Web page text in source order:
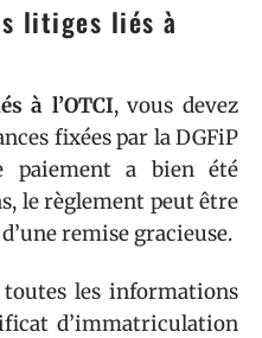
litiges liés à
à l’OTCI, vous devez
fixées par la DGFiP
paiement a bien été
le règlement peut être
remise gracieuse.
les informations
d’immatriculation